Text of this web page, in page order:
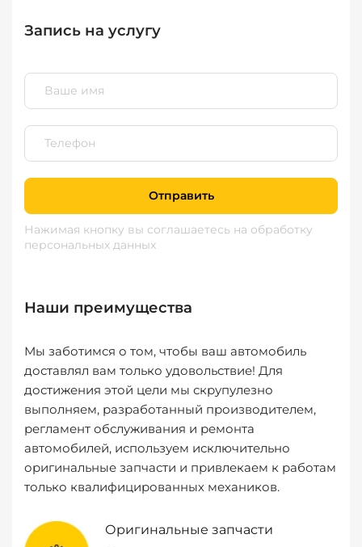
Запись на услугу
Отправить
Нажимая кнопку вы соглашаетесь на обработку
персональных данных
Наши преимущества
Мы заботимся о том, чтобы ваш автомобиль
доставлял вам только удовольствие! Для
достижения этой цели мы скрупулезно
выполняем, разработанный производителем,
регламент обслуживания и ремонта
автомобилей, используем исключительно
оригинальные запчасти и привлекаем к работам
только квалифицированных механиков.
Оригинальные запчасти